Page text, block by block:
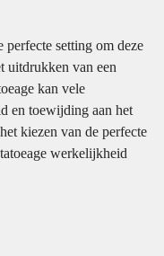
perfecte setting om deze
uitdrukken van een
kan vele
en toewijding aan het
kiezen van de perfecte
werkelijkheid